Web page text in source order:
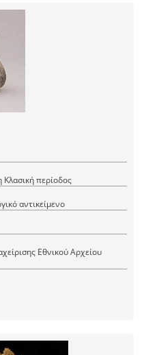
Κλασική περίοδος
αντικείμενο
Εθνικού Αρχείου